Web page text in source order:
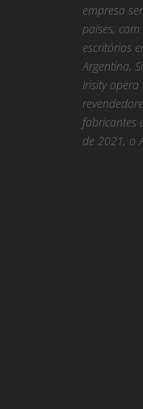
empresa
países,
escritórios
Argentina,
Irisity
fabricantes
de 2021, o